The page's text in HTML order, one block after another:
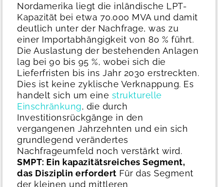
Nordamerika liegt die inländische LPT-
Kapazität bei etwa 70.000 MVA und damit
deutlich unter der Nachfrage, was zu
einer Importabhängigkeit von 80 % führt.
Die Auslastung der bestehenden Anlagen
lag bei 90 bis 95 %, wobei sich die
Lieferfristen bis ins Jahr 2030 erstreckten.
Dies ist keine zyklische Verknappung. Es
handelt sich um eine strukturelle
Einschränkung, die durch
Investitionsrückgänge in den
vergangenen Jahrzehnten und ein sich
grundlegend verändertes
Nachfrageumfeld noch verstärkt wird.
SMPT: Ein kapazitätsreiches Segment,
das Disziplin erfordert Für das Segment
der kleinen und mittleren